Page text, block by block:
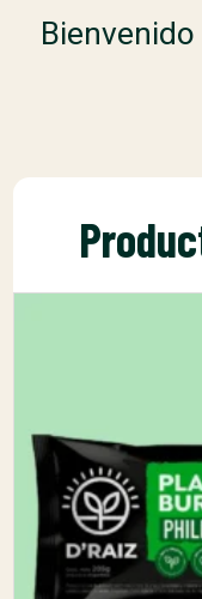
Bienvenido